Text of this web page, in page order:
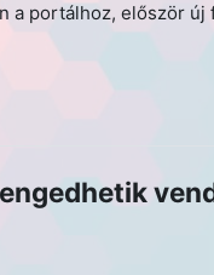
a portálhoz, először új